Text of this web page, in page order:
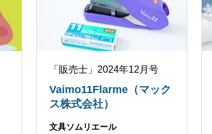
「販売士」2024年12月号
Vaimo11Flarme（マック
ス株式会社）
文具ソムリエール